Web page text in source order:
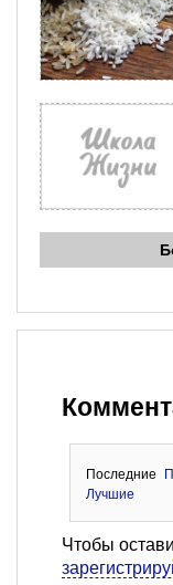
Последние
Лучшие
Чтобы